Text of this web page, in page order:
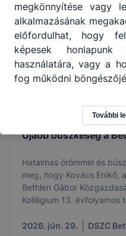
Újabb büszkeség a
Hatalmas örömmel és
meg, hogy Kovács Enikő,
Bethlen Gábor
Kollégium 13. évfolyamos
vehette át elismerését a
2026. jún. 29. DSZC
megkönnyítése vagy
alkalmazásának
előfordulhat, hogy
képesek
használatára, vagy a
fog működni
További